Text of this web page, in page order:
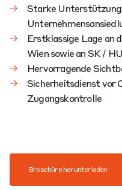
Starke Unterstützung
Erstklassige Lage an
Wien sowie an SK /
Hervorragende
Sicherheitsdienst vor
Zugangskontrolle
Broschüre herunterladen